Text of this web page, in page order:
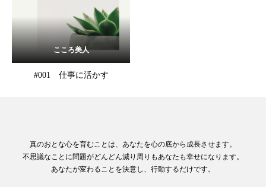
こころ美人
#001 仕事に活かす
真のおとな心を育むことは、あなたを心の底から成長させます。
不思議なことに問題がどんどん減り周りもあなたも幸せになります。
あなたが変わることを決意し、行動するだけです。